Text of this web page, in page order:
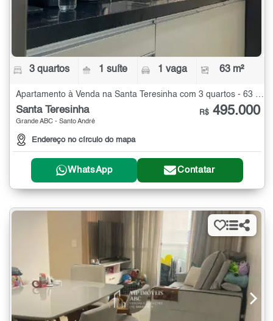
3 quartos 1 suíte 1 vaga 63 m²
Apartamento à Venda na Santa Teresinha com 3 quartos - 63 m²
Santa Teresinha
Grande ABC - Santo André
Endereço no círculo do mapa
R$ 495.000
WhatsApp Contatar